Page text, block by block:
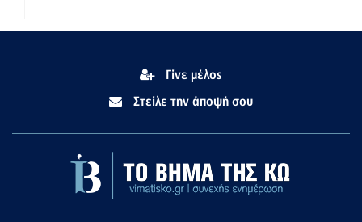
Γίνε μέλος
Στείλε την άποψή σου